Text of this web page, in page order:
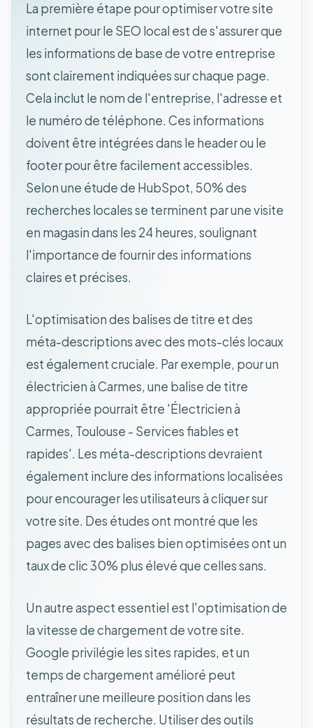
La première étape pour optimiser votre site
internet pour le SEO local est de s'assurer que
les informations de base de votre entreprise
sont clairement indiquées sur chaque page.
Cela inclut le nom de l'entreprise, l'adresse et
le numéro de téléphone. Ces informations
doivent être intégrées dans le header ou le
footer pour être facilement accessibles.
Selon une étude de HubSpot, 50% des
recherches locales se terminent par une visite
en magasin dans les 24 heures, soulignant
l'importance de fournir des informations
claires et précises.
L'optimisation des balises de titre et des
méta-descriptions avec des mots-clés locaux
est également cruciale. Par exemple, pour un
électricien à Carmes, une balise de titre
appropriée pourrait être 'Électricien à
Carmes, Toulouse - Services fiables et
rapides'. Les méta-descriptions devraient
également inclure des informations localisées
pour encourager les utilisateurs à cliquer sur
votre site. Des études ont montré que les
pages avec des balises bien optimisées ont un
taux de clic 30% plus élevé que celles sans.
Un autre aspect essentiel est l'optimisation de
la vitesse de chargement de votre site.
Google privilégie les sites rapides, et un
temps de chargement amélioré peut
entraîner une meilleure position dans les
résultats de recherche. Utiliser des outils